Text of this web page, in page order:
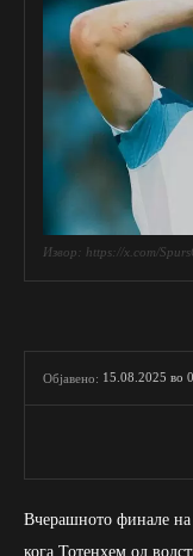
Извор: https://x.com/
Објавено: 15.08.2025 во
Вчерашното финале на
кога Тотенхем од